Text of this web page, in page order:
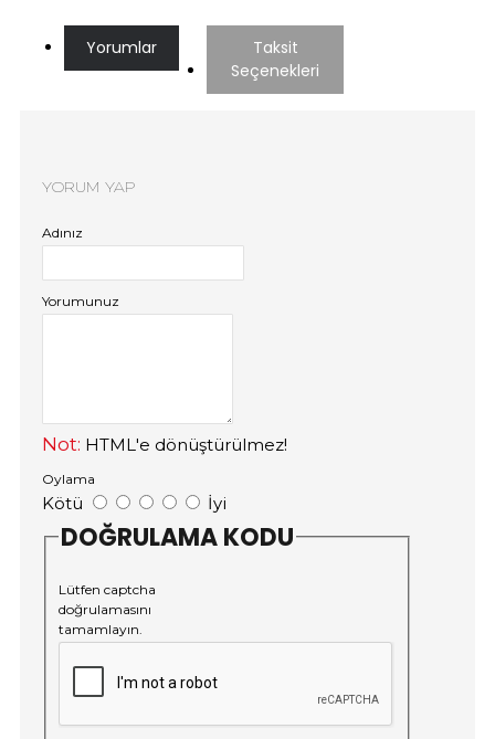
Yorumlar
Taksit
Seçenekleri
YORUM YAP
Adınız
Yorumunuz
Not: HTML'e dönüştürülmez!
Oylama
Kötü İyi
DOĞRULAMA KODU
Lütfen captcha
doğrulamasını
tamamlayın.